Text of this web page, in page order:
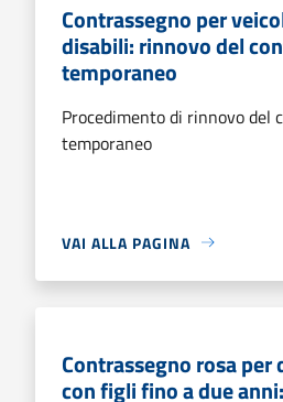
Contrassegno per
disabili: rinnovo del
temporaneo
Procedimento di rinnovo del
temporaneo
VAI ALLA PAGINA
Contrassegno rosa per
con figli fino a due